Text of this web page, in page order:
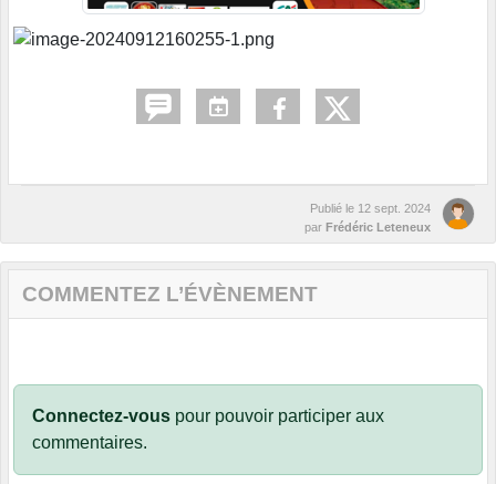
Publié le 12 sept. 2024
par Frédéric Leteneux
COMMENTEZ L’ÉVÈNEMENT
Connectez-vous pour pouvoir participer aux
commentaires.